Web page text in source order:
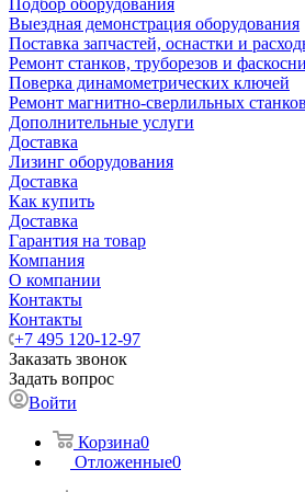
Подбор оборудования
Выездная демонстрация оборудования
Поставка запчастей, оснастки и
Ремонт станков, труборезов и
Поверка динамометрических ключей
Ремонт магнитно-сверлильных станков
Дополнительные услуги
Доставка
Лизинг оборудования
Доставка
Как купить
Доставка
Гарантия на товар
Компания
О компании
Контакты
Контакты
+7 495 120-12-97
Заказать звонок
Задать вопрос
Войти
Корзина0
Отложенные0